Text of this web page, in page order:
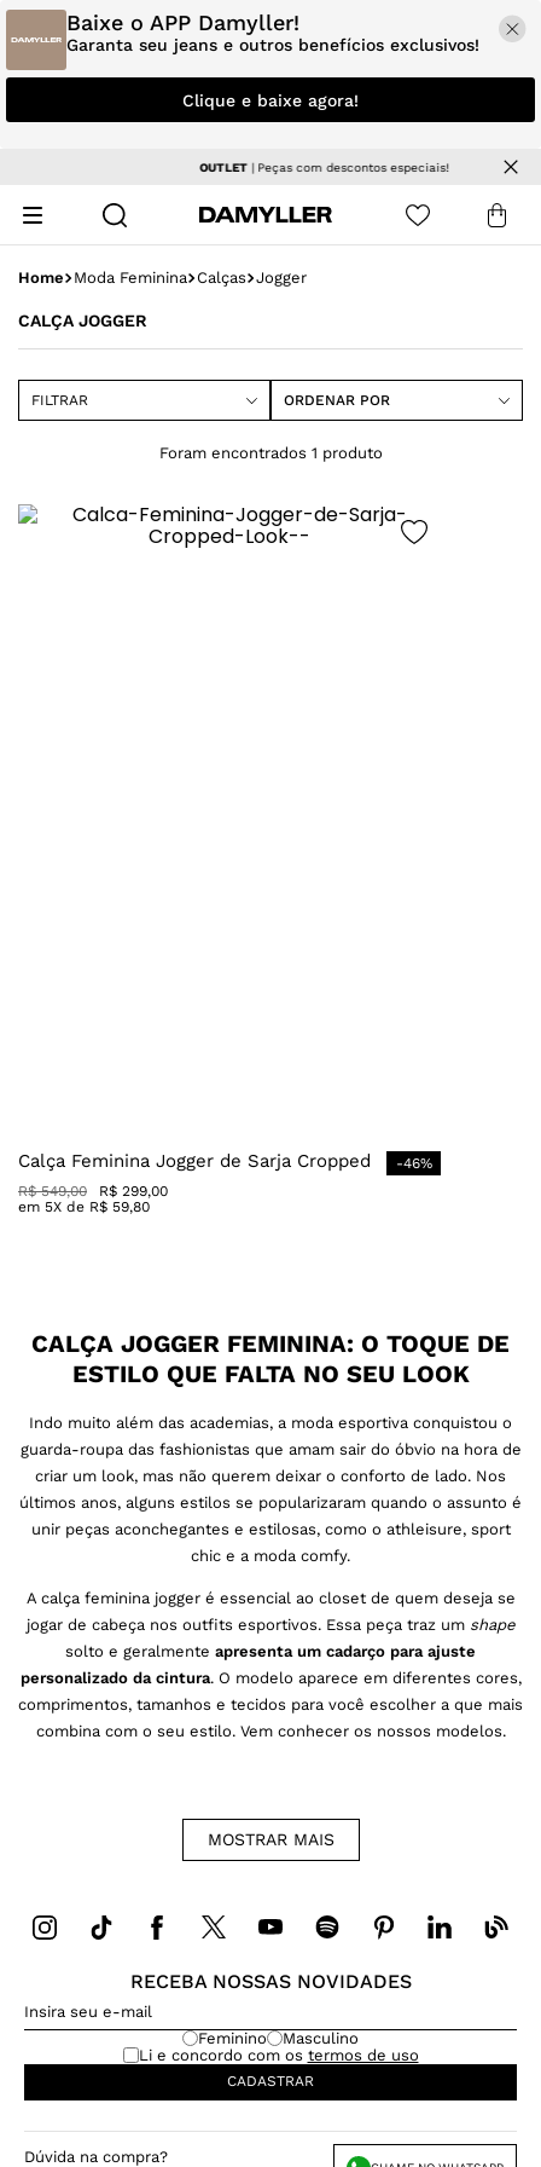
Baixe o APP Damyller!
Garanta seu jeans e outros benefícios exclusivos!
Clique e baixe agora!
| Peças com descontos especiais!
Moda Feminina Calças Jogger
CALÇA JOGGER
FILTRAR ORDENAR POR
1 produto
Calça Feminina Jogger de Sarja Cropped -46%
R$ 549,00 R$ 299,00
em 5X de R$ 59,80
CALÇA JOGGER FEMININA: O TOQUE DE
ESTILO QUE FALTA NO SEU LOOK
Indo muito além das academias, a moda esportiva conquistou o
guarda-roupa das fashionistas que amam sair do óbvio na hora de
criar um look, mas não querem deixar o conforto de lado. Nos
últimos anos, alguns estilos se popularizaram quando o assunto é
unir peças aconchegantes e estilosas, como o athleisure, sport
chic e a moda comfy.
A calça feminina jogger é essencial ao closet de quem deseja se
jogar de cabeça nos outfits esportivos. Essa peça traz um shape
solto e geralmente apresenta um cadarço para ajuste
personalizado da cintura. O modelo aparece em diferentes cores,
comprimentos, tamanhos e tecidos para você escolher a que mais
combina com o seu estilo. Vem conhecer os nossos modelos.
Diferentes tons e comprimentos nas calças
A calça jogger feminina tem inspiração no universo esportivo e
com os looks de streetwear. Com o passar dos anos, essa peça
foi ganhando espaço em nosso
seu lugar no universofashion, principalmente depois de vir em
uma pegada mais casual através dascalças femininas jogger
jeans.
Em diferentes tons, as calças jogger feminina jeans são soltinhas
ao corpo, ideais para quem não curte peças muito apertadas. As
MOSTRAR MAIS
RECEBA NOSSAS NOVIDADES
Feminino
Masculino
Li e concordo com os termos de uso
CADASTRAR
Dúvida na compra?